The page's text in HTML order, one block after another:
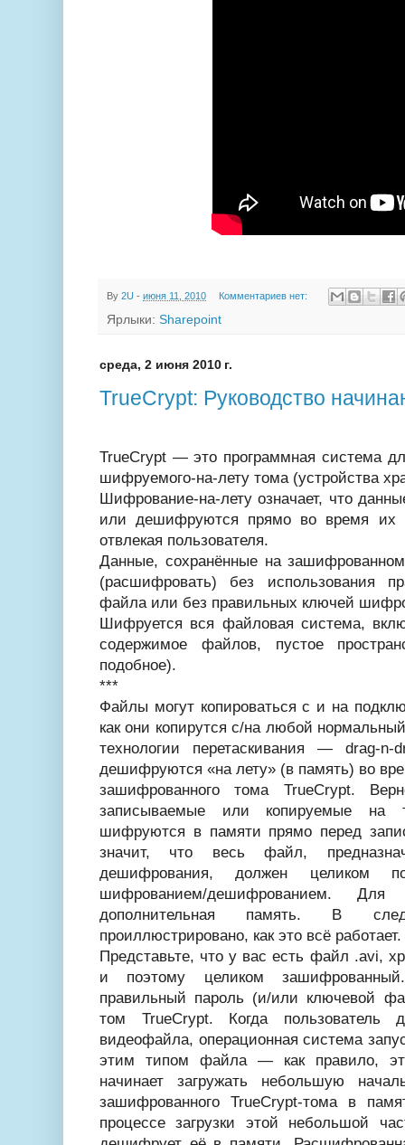
By 2U - июня 11, 2010 Комментариев нет:
Ярлыки: Sharepoint
среда, 2 июня 2010 г.
TrueCrypt: Руководство
TrueCrypt — это программная система
шифруемого-на-лету тома (устройства
Шифрование-на-лету означает, что
или дешифруются прямо во время их
отвлекая пользователя.
Данные, сохранённые на
(расшифровать) без использования
файла или без правильных ключей
Шифруется вся файловая система,
содержимое файлов, пустое
подобное).
***
Файлы могут копироваться с и на
как они копирутся с/на любой
технологии перетаскивания — drag-n-
дешифруются «на лету» (в память) во
зашифрованного тома TrueCrypt.
записываемые или копируемые на
шифруются в памяти прямо перед
значит, что весь файл,
дешифрования, должен целиком
шифрованием/дешифрованием.
дополнительная память. В
проиллюстрировано, как это всё работает.
Представьте, что у вас есть файл .avi,
и поэтому целиком
правильный пароль (и/или ключевой
том TrueCrypt. Когда пользователь
видеофайла, операционная система
этим типом файла — как правило,
начинает загружать небольшую
зашифрованного TrueCrypt-тома в
процессе загрузки этой небольшой